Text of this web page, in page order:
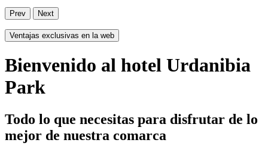
Prev Next
Ventajas exclusivas en la web
Bienvenido al hotel Urdanibia
Park
Todo lo que necesitas para disfrutar de lo
mejor de nuestra comarca